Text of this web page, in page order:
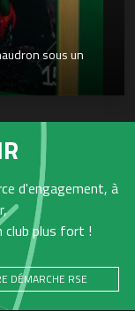
sous un
d'engagement, à
club plus fort !
DÉMARCHE RSE